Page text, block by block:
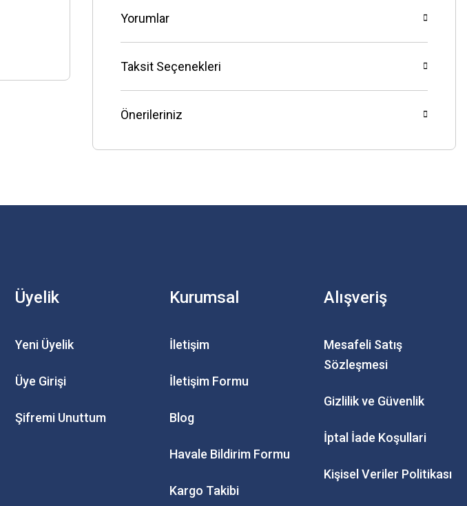
Yorumlar
Taksit Seçenekleri
Önerileriniz
Üyelik
Yeni Üyelik
Üye Girişi
Şifremi Unuttum
Kurumsal
İletişim
İletişim Formu
Blog
Havale Bildirim Formu
Kargo Takibi
Alışveriş
Mesafeli Satış
Sözleşmesi
Gizlilik ve Güvenlik
İptal İade Koşullari
Kişisel Veriler Politikası